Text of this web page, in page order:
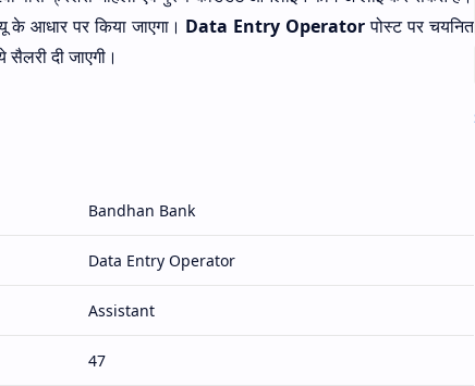
के आधार पर किया जाएगा। Data Entry Operatorपोस्ट पर चयनित
दी जाएगी।
Bandhan Bank
Data Entry Operator
Assistant
47